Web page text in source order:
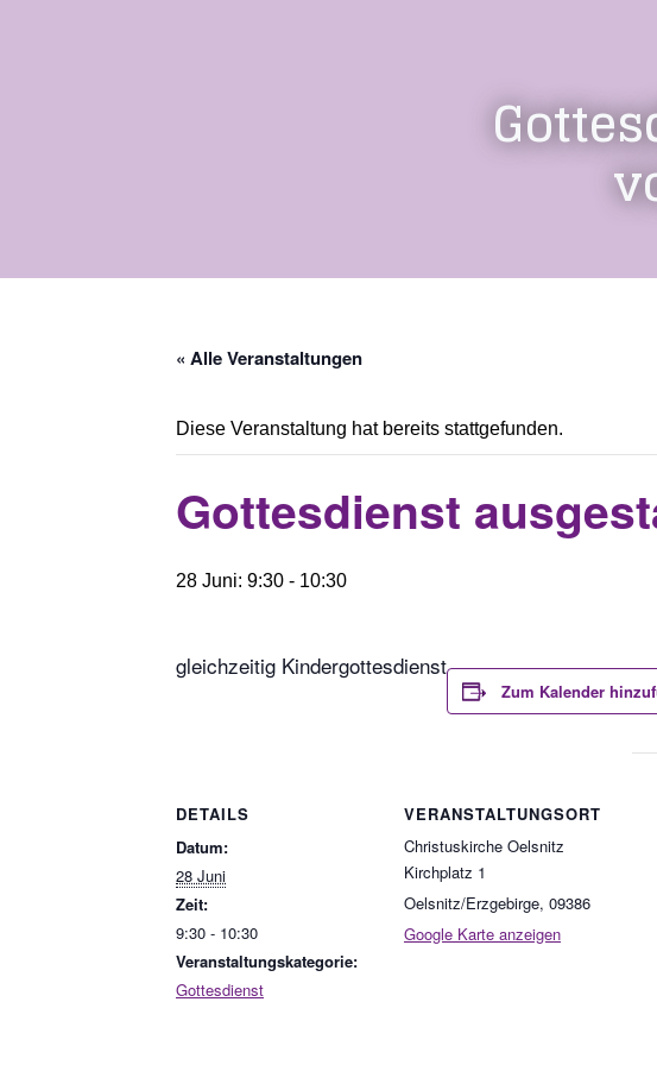
« Alle Veranstaltungen
Diese Veranstaltung hat bereits stattgefunden.
Gottesdienst
28 Juni: 9:30 - 10:30
gleichzeitig Kindergottesdienst
Zum Kalender
DETAILS
Datum:
28 Juni
Zeit:
9:30 - 10:30
Veranstaltungskategorie:
Gottesdienst
VERANSTALTUNGSORT
Christuskirche Oelsnitz
Kirchplatz 1
Oelsnitz/Erzgebirge, 09386
Google Karte anzeigen